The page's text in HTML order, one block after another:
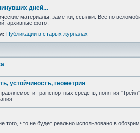
дней...
материалы, заметки, ссылки. Всё по
архивные фото.
Публикации в старых журналах
устойчивость, геометрия
транспортных средств, понятия
того, что не будет реально использовано в